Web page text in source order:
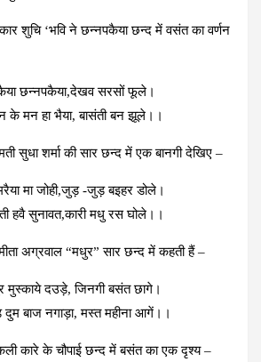
शुचि ‘भवि ने छन्नपकैया छन्द में वसंत का वर्णन
छन्नपकैया,देखव सरसों फूले।
के मन हा भैया, बासंती बन झूले।।
सुधा शर्मा की सार छन्द में एक बानगी देखिए –
मा जोही,जुड़ -जुड़ बइहर डोले।
हवै सुनावत,कारी मधु रस घोले।।
अग्रवाल “मधुर” सार छन्द में कहती हैं –
मुस्काये दउड़े, जिनगी बसंत छागे।
बाज नगाड़ा, मस्त महीना आगें।।
कारे के चौपाई छन्द में बसंत का एक दृश्य –